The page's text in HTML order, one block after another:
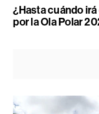
¿Hasta cuándo
por la Ola Polar